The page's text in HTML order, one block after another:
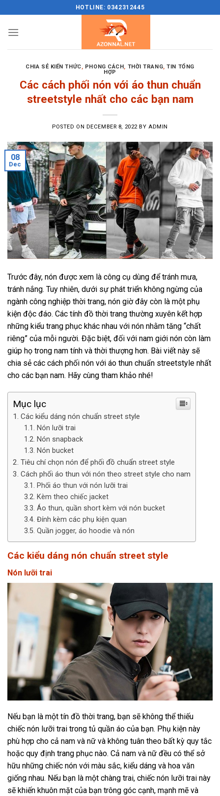
content
HOTLINE: 0342312445
CHIA SẺ KIẾN THỨC, PHONG CÁCH, THỜI TRANG,TIN TỔNG
HỢP
Các cách phối nón với áo thun chuẩn
streetstyle nhất cho các bạn nam
POSTED ON DECEMBER 8, 2022 BY ADMIN
08
Dec
Trước đây, nón được xem là công cụ dùng để tránh mưa,
tránh nắng. Tuy nhiên, dưới sự phát triển không ngừng của
ngành công nghiệp thời trang, nón giờ đây còn là một phụ
kiện độc đáo. Các tính đồ thời trang thường xuyên kết hợp
những kiểu trang phục khác nhau với nón nhằm tăng “chất
riêng” của mỗi người. Đặc biệt, đối với nam giới nón còn làm
giúp họ trong nam tính và thời thượng hơn. Bài viết này sẽ
chia sẻ các cách phối nón với áo thun chuẩn streetstyle nhất
cho các bạn nam. Hãy cùng tham khảo nhé!
Mục lục
Các kiểu dáng nón chuẩn street style
Nón lưỡi trai
Nón snapback
Nón bucket
Tiêu chí chọn nón để phối đồ chuẩn street style
Cách phối áo thun với nón theo street style cho nam
Phối áo thun với nón lưỡi trai
Kèm theo chiếc jacket
Áo thun, quần short kèm với nón bucket
Đính kèm các phụ kiện quan
Quần jogger, áo hoodie và nón
Các kiểu dáng nón chuẩn street style
Nón lưỡi trai
Nếu bạn là một tín đồ thời trang, bạn sẽ không thể thiếu
chiếc nón lưỡi trai trong tủ quần áo của bạn. Phụ kiện này
phù hợp cho cả nam và nữ và không tuân theo bất kỳ quy tắc
hoặc quy định trang phục nào. Cả nam và nữ đều có thể sở
hữu những chiếc nón với màu sắc, kiểu dáng và hoa văn
giống nhau. Nếu bạn là một chàng trai, chiếc nón lưỡi trai này
sẽ khiến khuôn mặt của bạn trông góc cạnh, mạnh mẽ và